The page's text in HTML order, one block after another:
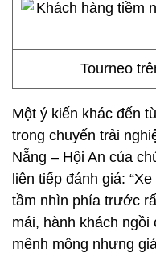
Tourneo
Một ý kiến khác đến
trong chuyến trải
Nẵng – Hội An của
liên tiếp đánh giá:
tầm nhìn phía trước
mái, hành khách ngồi
mênh mông nhưng